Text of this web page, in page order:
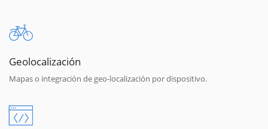
Geolocalización
Mapas o integración de geo-localización por dispositivo.